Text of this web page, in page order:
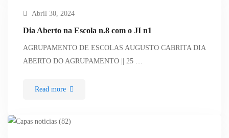
Abril 30, 2024
Dia Aberto na Escola n.8 com o JI n1
AGRUPAMENTO DE ESCOLAS AUGUSTO CABRITA DIA
ABERTO DO AGRUPAMENTO || 25 …
Read more